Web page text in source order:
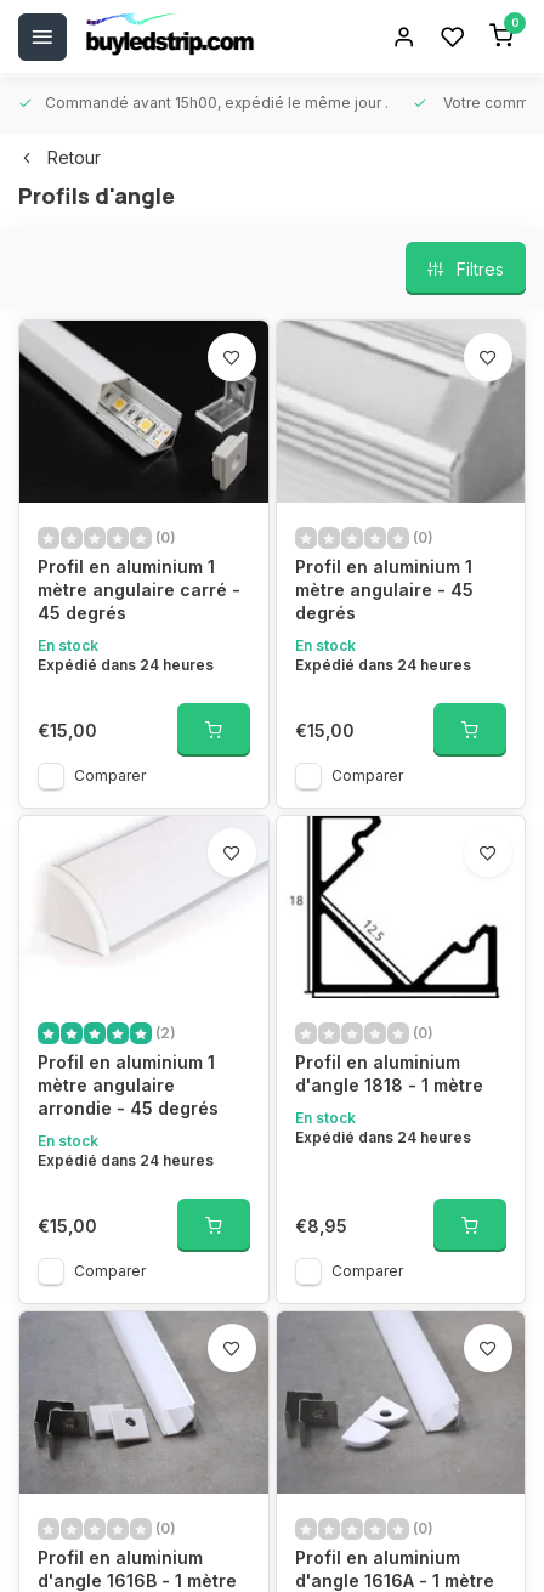
0
Commandé avant 15h00, expédié le même jour . Votre
Retour
Profils d'angle
Filtres
(0)
Profil en aluminium 1
mètre angulaire carré -
45 degrés
En stock
Expédié dans 24 heures
€15,00
Comparer
(0)
Profil en aluminium 1
mètre angulaire - 45
degrés
En stock
Expédié dans 24 heures
€15,00
Comparer
(2)
Profil en aluminium 1
mètre angulaire
arrondie - 45 degrés
En stock
Expédié dans 24 heures
€15,00
Comparer
(0)
Profil en aluminium
d'angle 1818 - 1 mètre
En stock
Expédié dans 24 heures
€8,95
Comparer
(0)
Profil en aluminium
d'angle 1616B - 1 mètre
(0)
Profil en aluminium
d'angle 1616A - 1 mètre